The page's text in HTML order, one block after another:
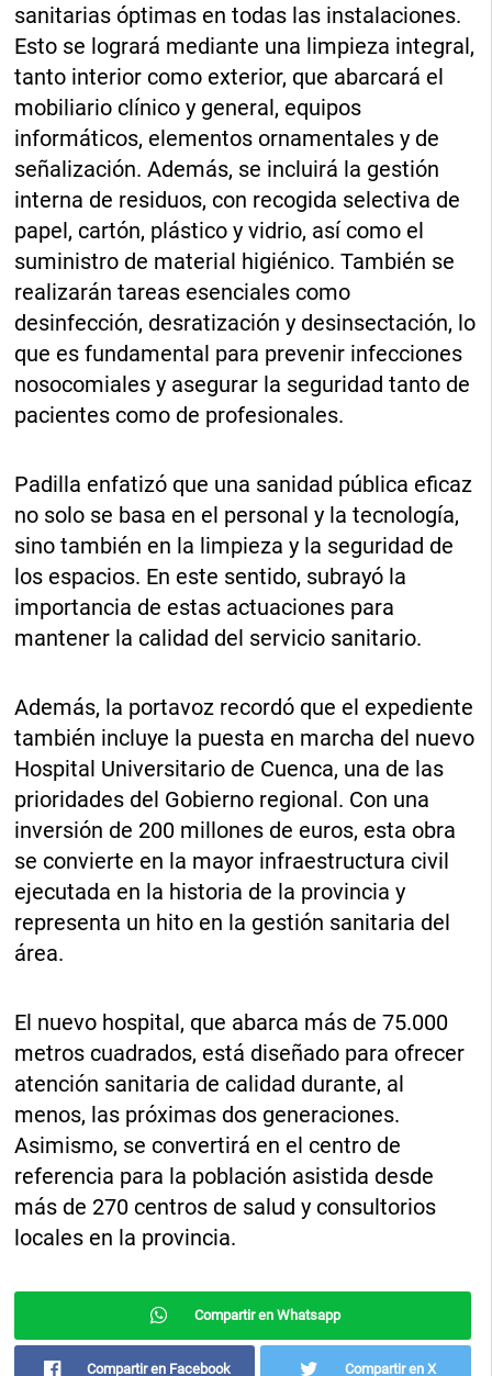
sanitarias óptimas en todas las instalaciones.
Esto se logrará mediante una limpieza integral,
tanto interior como exterior, que abarcará el
mobiliario clínico y general, equipos
informáticos, elementos ornamentales y de
señalización. Además, se incluirá la gestión
interna de residuos, con recogida selectiva de
papel, cartón, plástico y vidrio, así como el
suministro de material higiénico. También se
realizarán tareas esenciales como
desinfección, desratización y desinsectación, lo
que es fundamental para prevenir infecciones
nosocomiales y asegurar la seguridad tanto de
pacientes como de profesionales.
Padilla enfatizó que una sanidad pública eficaz
no solo se basa en el personal y la tecnología,
sino también en la limpieza y la seguridad de
los espacios. En este sentido, subrayó la
importancia de estas actuaciones para
mantener la calidad del servicio sanitario.
Además, la portavoz recordó que el expediente
también incluye la puesta en marcha del nuevo
Hospital Universitario de Cuenca, una de las
prioridades del Gobierno regional. Con una
inversión de 200 millones de euros, esta obra
se convierte en la mayor infraestructura civil
ejecutada en la historia de la provincia y
representa un hito en la gestión sanitaria del
área.
El nuevo hospital, que abarca más de 75.000
metros cuadrados, está diseñado para ofrecer
atención sanitaria de calidad durante, al
menos, las próximas dos generaciones.
Asimismo, se convertirá en el centro de
referencia para la población asistida desde
más de 270 centros de salud y consultorios
locales en la provincia.
Compartir en Whatsapp
Compartir en Facebook Compartir en X